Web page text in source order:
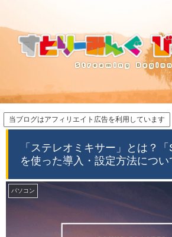
当ブログはアフィリエイト広告を利用しています
「ステレオミキサー」とは？「
を使った導入・設定方法につい
パソコン